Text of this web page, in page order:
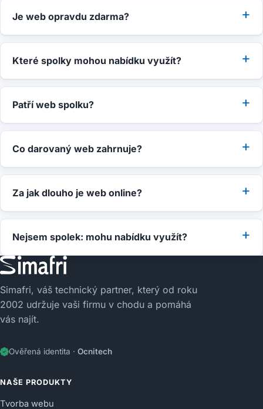
Je web opravdu zdarma?
Které spolky mohou nabídku využít?
Patří web spolku?
Co darovaný web zahrnuje?
Za jak dlouho je web online?
Nejsem spolek: mohu nabídku využít?
Simafri, váš technický partner, který od roku
2002 udržuje vaši firmu v chodu a pomáhá
vás najít.
Ověřená identita · Ocnitech
NAŠE PRODUKTY
Tvorba webu